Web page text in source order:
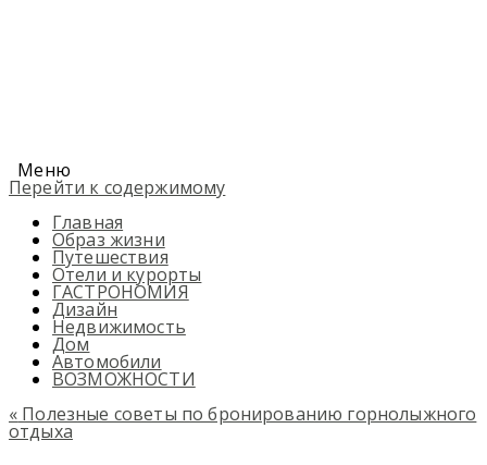
Меню
Перейти к содержимому
Главная
Образ жизни
Путешествия
Отели и курорты
ГАСТРОНОМИЯ
Дизайн
Недвижимость
Дом
Автомобили
ВОЗМОЖНОСТИ
« Полезные советы по бронированию горнолыжного
отдыха